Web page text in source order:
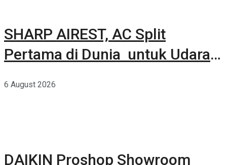
SHARP AIREST, AC Split
Pertama di Dunia untuk Udara
6 August 2026
DAIKIN Proshop Showroom